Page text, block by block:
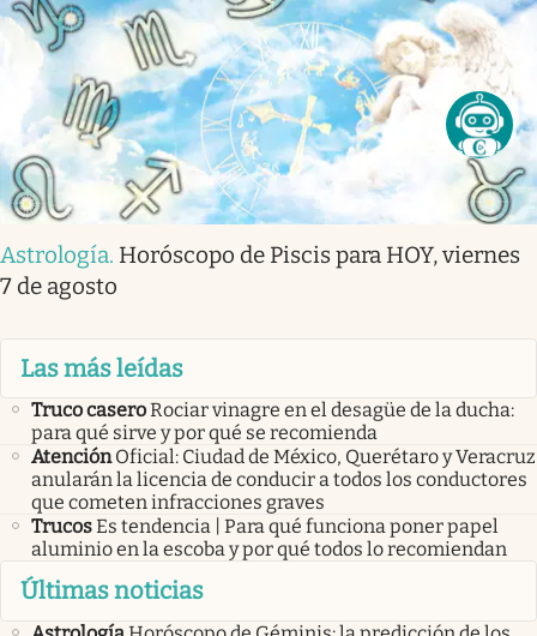
Astrología. Horóscopo de Piscis para HOY, viernes
7 de agosto
Las más leídas
Truco caseroRociar vinagre en el desagüe de la ducha:
para qué sirve y por qué se recomienda
Atención Oficial: Ciudad de México, Querétaro y Veracruz
anularán la licencia de conducir a todos los conductores
que cometen infracciones graves
TrucosEs tendencia | Para qué funciona poner papel
aluminio en la escoba y por qué todos lo recomiendan
Últimas noticias